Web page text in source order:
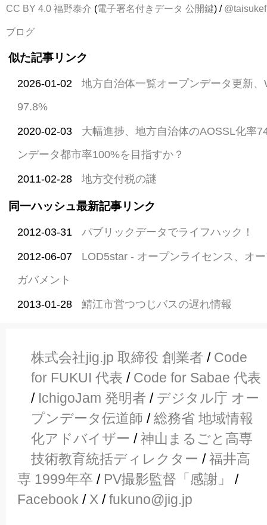
CC BY 4.0 福野泰介 (電子署名付きデータ 公開鍵) / @taisukef
ブログ
似た記事リンク
2026-01-02
地方自治体一覧オープンデータ更新
97.8%
2020-02-03
大幅進捗、地方自治体のAOSSL化率
ンデータ都市率100%を目指すか？
2011-02-28 地方交付税の謎
同一ハッシュ最新記事リンク
2012-03-31 パブリックデータでライフハック！
2012-06-07
LOD5star - オープンライセンス、オ
ガバメント
2013-01-28 鯖江市営つつじバスの遅れ情報
株式会社jig.jp 取締役 創業者 / Code
for FUKUI 代表 / Code for Sabae 代表
/ IchigoJam 発明者 / デジタル庁 オー
プンデータ伝道師 /総務省 地域情報
化アドバイザー /神山まるごと高専
技術教育統括ディレクター /福井高
専 1999年卒 / PV撮影監督「感謝」
/
Facebook / X /fukuno@jig.jp